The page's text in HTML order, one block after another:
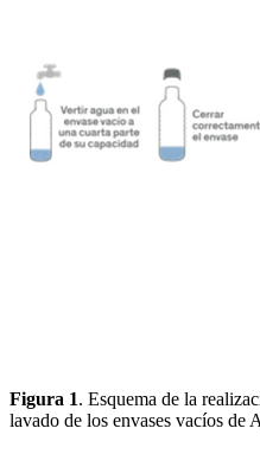
Figura 1. Esquema de la
lavado de los envases vacíos de